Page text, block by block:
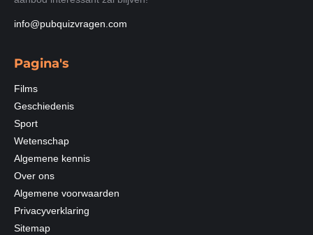
info@pubquizvragen.com
Pagina's
Films
Geschiedenis
Sport
Wetenschap
Algemene kennis
Over ons
Algemene voorwaarden
Privacyverklaring
Sitemap